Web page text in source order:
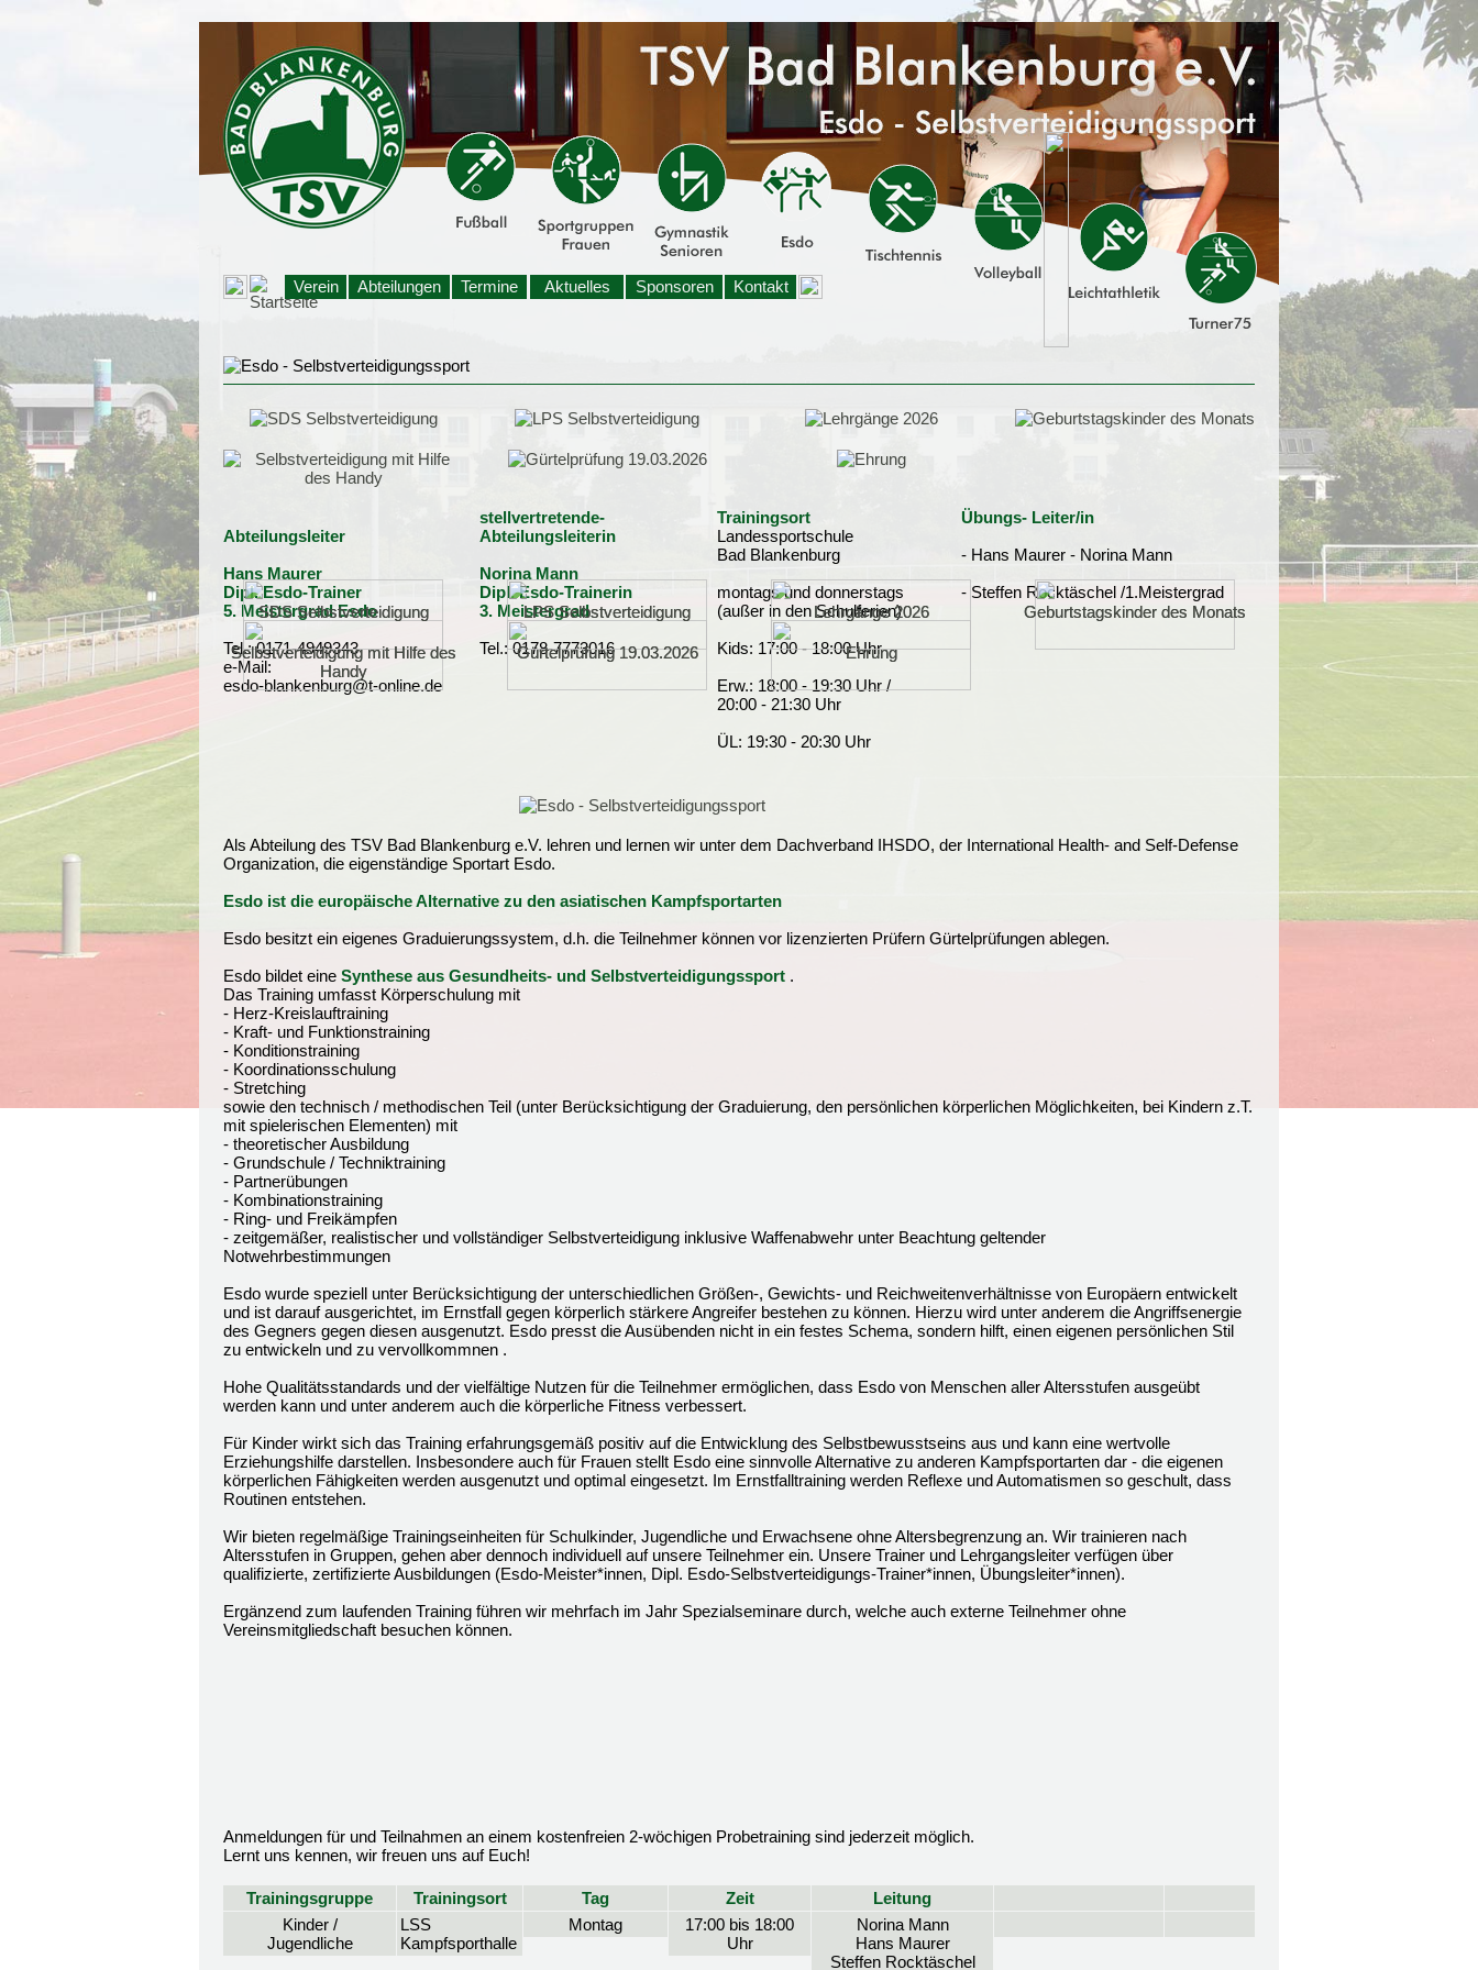
Verein Abteilungen Termine Aktuelles Sponsoren Kontakt
SDS Selbstverteidigung
SDS Selbstverteidigung LPS Selbstverteidigung
LPS Selbstverteidigung Lehrgänge 2026
Lehrgänge 2026 Geburtstagskinder des Monats
Geburtstagskinder des Monats
Selbstverteidigung mit Hilfe des
Handy
Selbstverteidigung mit Hilfe des
Handy
Gürtelprüfung 19.03.2026
Gürtelprüfung 19.03.2026 Ehrung
Ehrung
Abteilungsleiter
Hans Maurer
Dipl. Esdo-Trainer
5. Meistergrad Esdo
Tel.: 0171-4949343
e-Mail:
esdo-blankenburg@t-online.de
stellvertretende-
Abteilungsleiterin
Norina Mann
Dipl. Esdo-Trainerin
3. Meistergrad
Tel.: 0178-7773016
Trainingsort
Landessportschule
Bad Blankenburg
montags und donnerstags
(außer in den Schulferien)
Kids: 17:00 - 18:00 Uhr
Erw.: 18:00 - 19:30 Uhr /
20:00 - 21:30 Uhr
ÜL: 19:30 - 20:30 Uhr
Übungs- Leiter/in
- Hans Maurer - Norina Mann
- Steffen Rocktäschel /1.Meistergrad
Als Abteilung des TSV Bad Blankenburg e.V. lehren und lernen wir unter dem Dachverband IHSDO, der International Health- and Self-Defense
Organization, die eigenständige Sportart Esdo.
Esdo ist die europäische Alternative zu den asiatischen Kampfsportarten
Esdo besitzt ein eigenes Graduierungssystem, d.h. die Teilnehmer können vor lizenzierten Prüfern Gürtelprüfungen ablegen.
Esdo bildet eine Synthese aus Gesundheits- und Selbstverteidigungssport .
Das Training umfasst Körperschulung mit
- Herz-Kreislauftraining
- Kraft- und Funktionstraining
- Konditionstraining
- Koordinationsschulung
- Stretching
sowie den technisch / methodischen Teil (unter Berücksichtigung der Graduierung, den persönlichen körperlichen Möglichkeiten, bei Kindern z.T.
mit spielerischen Elementen) mit
- theoretischer Ausbildung
- Grundschule / Techniktraining
- Partnerübungen
- Kombinationstraining
- Ring- und Freikämpfen
- zeitgemäßer, realistischer und vollständiger Selbstverteidigung inklusive Waffenabwehr unter Beachtung geltender
Notwehrbestimmungen
Esdo wurde speziell unter Berücksichtigung der unterschiedlichen Größen-, Gewichts- und Reichweitenverhältnisse von Europäern entwickelt
und ist darauf ausgerichtet, im Ernstfall gegen körperlich stärkere Angreifer bestehen zu können. Hierzu wird unter anderem die Angriffsenergie
des Gegners gegen diesen ausgenutzt. Esdo presst die Ausübenden nicht in ein festes Schema, sondern hilft, einen eigenen persönlichen Stil
zu entwickeln und zu vervollkommnen .
Hohe Qualitätsstandards und der vielfältige Nutzen für die Teilnehmer ermöglichen, dass Esdo von Menschen aller Altersstufen ausgeübt
werden kann und unter anderem auch die körperliche Fitness verbessert.
Für Kinder wirkt sich das Training erfahrungsgemäß positiv auf die Entwicklung des Selbstbewusstseins aus und kann eine wertvolle
Erziehungshilfe darstellen. Insbesondere auch für Frauen stellt Esdo eine sinnvolle Alternative zu anderen Kampfsportarten dar - die eigenen
körperlichen Fähigkeiten werden ausgenutzt und optimal eingesetzt. Im Ernstfalltraining werden Reflexe und Automatismen so geschult, dass
Routinen entstehen.
Wir bieten regelmäßige Trainingseinheiten für Schulkinder, Jugendliche und Erwachsene ohne Altersbegrenzung an. Wir trainieren nach
Altersstufen in Gruppen, gehen aber dennoch individuell auf unsere Teilnehmer ein. Unsere Trainer und Lehrgangsleiter verfügen über
qualifizierte, zertifizierte Ausbildungen (Esdo-Meister*innen, Dipl. Esdo-Selbstverteidigungs-Trainer*innen, Übungsleiter*innen).
Ergänzend zum laufenden Training führen wir mehrfach im Jahr Spezialseminare durch, welche auch externe Teilnehmer ohne
Vereinsmitgliedschaft besuchen können.
Anmeldungen für und Teilnahmen an einem kostenfreien 2-wöchigen Probetraining sind jederzeit möglich.
Lernt uns kennen, wir freuen uns auf Euch!
Trainingsgruppe Trainingsort Tag Zeit
Leitung
Kinder /
Jugendliche
LSS
Kampfsporthalle
Montag
17:00 bis 18:00
Uhr
Norina Mann
Hans Maurer
Steffen Rocktäschel